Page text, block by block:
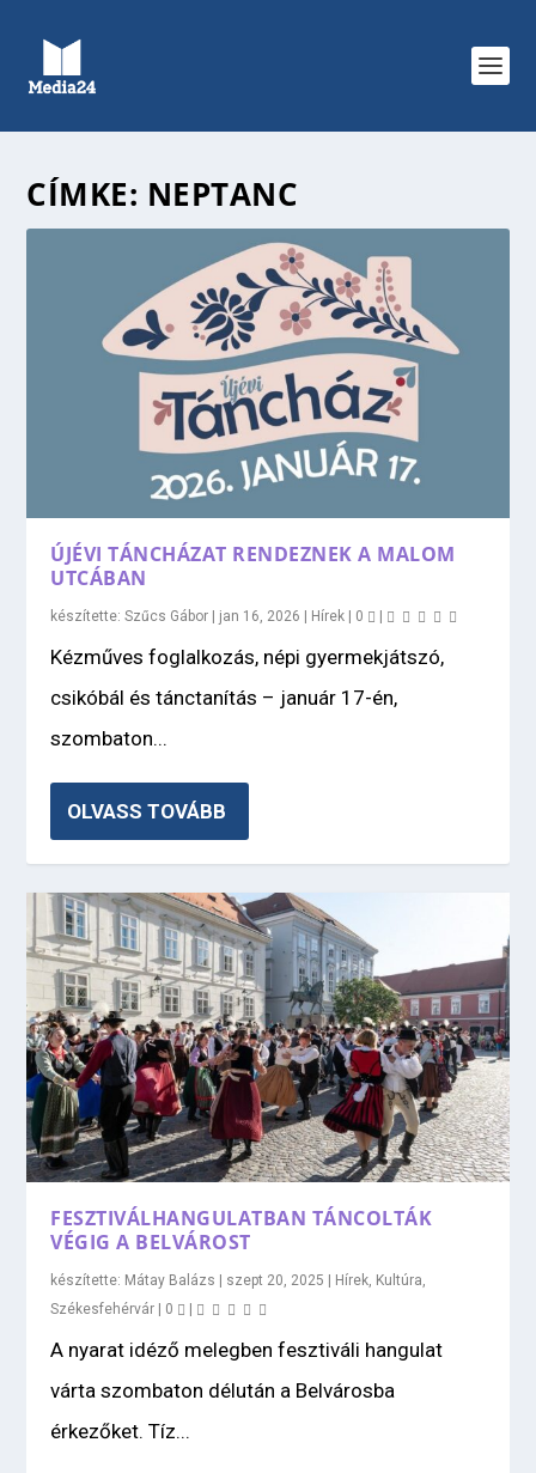
CÍMKE: NEPTANC
ÚJÉVI TÁNCHÁZAT RENDEZNEK A MALOM
UTCÁBAN
készítette:Szűcs Gábor | jan 16, 2026 | Hírek | 0 |
Kézműves foglalkozás, népi gyermekjátszó,
csikóbál és tánctanítás – január 17-én,
szombaton...
OLVASS TOVÁBB
FESZTIVÁLHANGULATBAN TÁNCOLTÁK
VÉGIG A BELVÁROST
készítette: Mátay Balázs | szept 20, 2025 | Hírek Kultúra
Székesfehérvár | 0 |
A nyarat idéző melegben fesztiváli hangulat
várta szombaton délután a Belvárosba
érkezőket. Tíz...